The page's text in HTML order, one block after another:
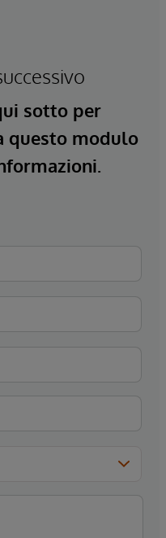
sotto per
questo modulo